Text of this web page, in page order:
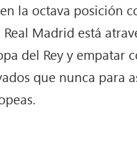
la octava posición
Madrid está
del Rey y empatar
que nunca para